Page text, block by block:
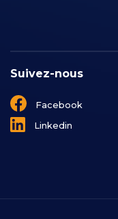
Suivez-nous
Facebook
Linkedin